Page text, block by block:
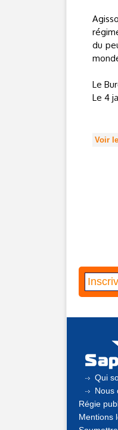
du
Le
Le 4
Voir
Qui
Nous
Régie
Mentions